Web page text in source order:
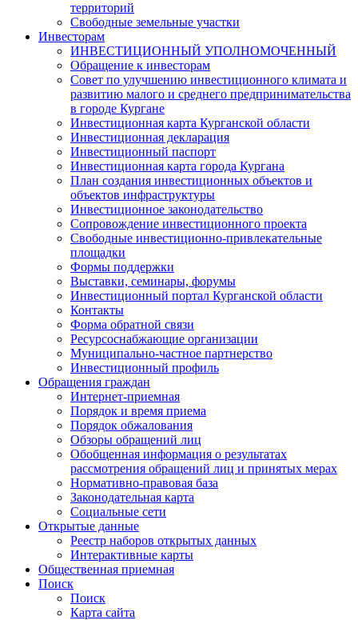
территорий
Свободные земельные участки
Инвесторам
ИНВЕСТИЦИОННЫЙ УПОЛНОМОЧЕННЫЙ
Обращение к инвесторам
Совет по улучшению инвестиционного климата и
развитию малого и среднего предпринимательства
в городе Кургане
Инвестиционная карта Курганской области
Инвестиционная декларация
Инвестиционный паспорт
Инвестиционная карта города Кургана
План создания инвестиционных объектов и
объектов инфраструктуры
Инвестиционное законодательство
Сопровождение инвестиционного проекта
Свободные инвестиционно-привлекательные
площадки
Формы поддержки
Выставки, семинары, форумы
Инвестиционный портал Курганской области
Контакты
Форма обратной связи
Ресурсоснабжающие организации
Муниципально-частное партнерство
Инвестиционный профиль
Обращения граждан
Интернет-приемная
Порядок и время приема
Порядок обжалования
Обзоры обращений лиц
Обобщенная информация о результатах
рассмотрения обращений лиц и принятых мерах
Нормативно-правовая база
Законодательная карта
Социальные сети
Открытые данные
Реестр наборов открытых данных
Интерактивные карты
Общественная приемная
Поиск
Поиск
Карта сайта